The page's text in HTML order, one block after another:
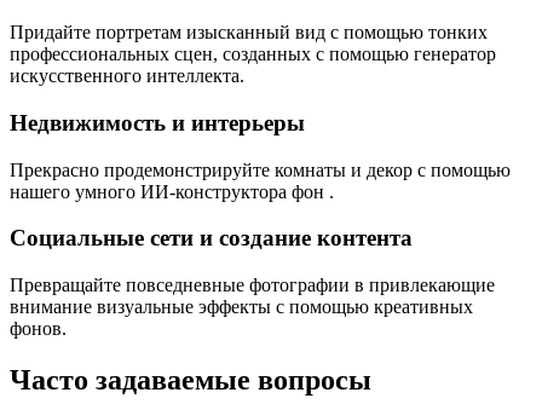
Придайте портретам изысканный вид с помощью тонких
профессиональных сцен, созданных с помощью генератор
искусственного интеллекта.
Недвижимость и интерьеры
Прекрасно продемонстрируйте комнаты и декор с помощью
нашего умного ИИ-конструктора фон .
Социальные сети и создание контента
Превращайте повседневные фотографии в привлекающие
внимание визуальные эффекты с помощью креативных
фонов.
Часто задаваемые вопросы